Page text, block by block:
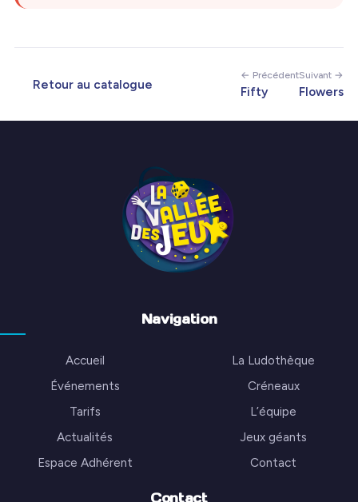
Retour au catalogue
← Précédent
Fifty
Suivant →
Flowers
Navigation
Accueil
La Ludothèque
Événements
Créneaux
Tarifs
L’équipe
Actualités
Jeux géants
Espace Adhérent
Contact
Contact